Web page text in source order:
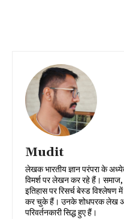
Mudit
लेखक भारतीय ज्ञान परंपरा के
विमर्श पर लेखन कर रहे हैं। समाज,
इतिहास पर रिसर्च बेस्ड विश्लेषण
कर चुके हैं। उनके शोधपरक लेख अनेक
परिवर्तनकारी सिद्ध हुए हैं।